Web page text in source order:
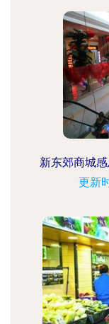
新东郊商城
更新